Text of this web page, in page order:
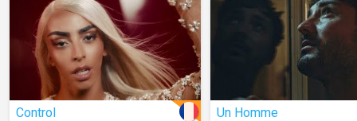
Control Un Homme